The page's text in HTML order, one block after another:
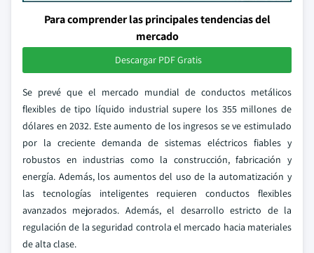
Para comprender las principales tendencias del
mercado
Descargar PDF Gratis
Se prevé que el mercado mundial de conductos metálicos
flexibles de tipo líquido industrial supere los 355 millones de
dólares en 2032. Este aumento de los ingresos se ve estimulado
por la creciente demanda de sistemas eléctricos fiables y
robustos en industrias como la construcción, fabricación y
energía. Además, los aumentos del uso de la automatización y
las tecnologías inteligentes requieren conductos flexibles
avanzados mejorados. Además, el desarrollo estricto de la
regulación de la seguridad controla el mercado hacia materiales
de alta clase.